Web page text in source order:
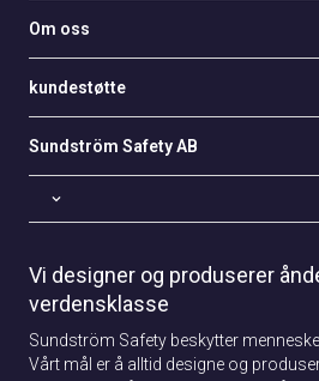
Om oss
kundestøtte
Sundström Safety AB
Vi designer og produserer
verdensklasse
Sundström Safety beskytter
Vårt mål er å alltid designe og